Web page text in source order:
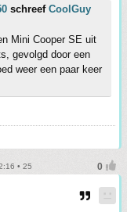
schreef CoolGuy
Mini Cooper SE uit
gevolgd door een
weer een paar keer
• 25